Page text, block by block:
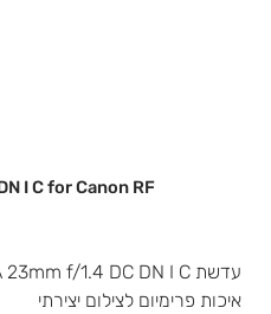
I C for Canon RF
איכות פרימיום לצילום יצירתי